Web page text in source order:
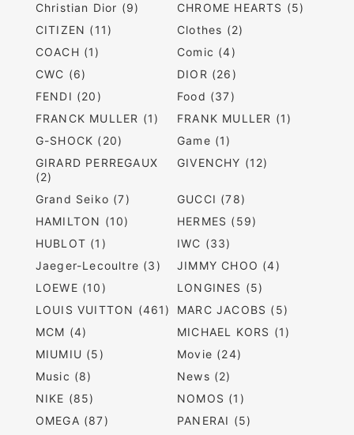
Christian Dior (9)
CHROME HEARTS (5)
CITIZEN (11)
Clothes (2)
COACH (1)
Comic (4)
CWC (6)
DIOR (26)
FENDI (20)
Food (37)
FRANCK MULLER (1)
FRANK MULLER (1)
G-SHOCK (20)
Game (1)
GIRARD PERREGAUX
(2)
GIVENCHY (12)
Grand Seiko (7)
GUCCI (78)
HAMILTON (10)
HERMES (59)
HUBLOT (1)
IWC (33)
Jaeger-Lecoultre (3)
JIMMY CHOO (4)
LOEWE (10)
LONGINES (5)
LOUIS VUITTON (461)
MARC JACOBS (5)
MCM (4)
MICHAEL KORS (1)
MIUMIU (5)
Movie (24)
Music (8)
News (2)
NIKE (85)
NOMOS (1)
OMEGA (87)
PANERAI (5)